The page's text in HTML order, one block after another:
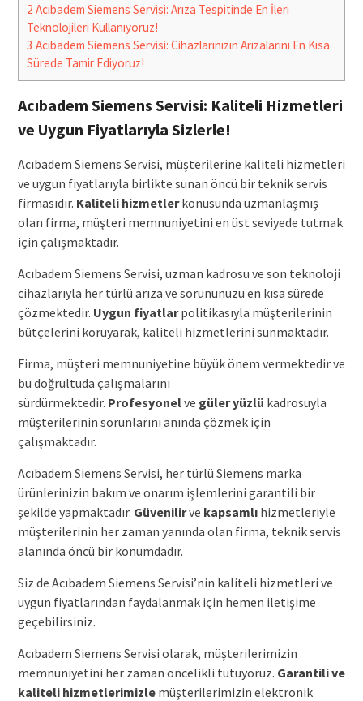
2 Acıbadem Siemens Servisi: Arıza Tespitinde En İleri
Teknolojileri Kullanıyoruz!
3 Acıbadem Siemens Servisi: Cihazlarınızın Arızalarını En Kısa
Sürede Tamir Ediyoruz!
Acıbadem Siemens Servisi: Kaliteli Hizmetleri
ve Uygun Fiyatlarıyla Sizlerle!
Acıbadem Siemens Servisi, müşterilerine kaliteli hizmetleri
ve uygun fiyatlarıyla birlikte sunan öncü bir teknik servis
firmasıdır. Kaliteli hizmetlerkonusunda uzmanlaşmış
olan firma, müşteri memnuniyetini en üst seviyede tutmak
için çalışmaktadır.
Acıbadem Siemens Servisi, uzman kadrosu ve son teknoloji
cihazlarıyla her türlü arıza ve sorununuzu en kısa sürede
çözmektedir. Uygun fiyatlarpolitikasıyla müşterilerinin
bütçelerini koruyarak, kaliteli hizmetlerini sunmaktadır.
Firma, müşteri memnuniyetine büyük önem vermektedir ve
bu doğrultuda çalışmalarını
sürdürmektedir. Profesyonelve güler yüzlü kadrosuyla
müşterilerinin sorunlarını anında çözmek için
çalışmaktadır.
Acıbadem Siemens Servisi, her türlü Siemens marka
ürünlerinizin bakım ve onarım işlemlerini garantili bir
şekilde yapmaktadır. Güvenilirve kapsamlıhizmetleriyle
müşterilerinin her zaman yanında olan firma, teknik servis
alanında öncü bir konumdadır.
Siz de Acıbadem Siemens Servisi’nin kaliteli hizmetleri ve
uygun fiyatlarından faydalanmak için hemen iletişime
geçebilirsiniz.
Acıbadem Siemens Servisi olarak, müşterilerimizin
memnuniyetini her zaman öncelikli tutuyoruz. Garantili ve
kaliteli hizmetlerimizlemüşterilerimizin elektronik